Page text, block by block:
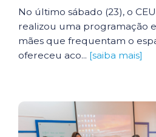
No último sábado (23), o
realizou uma programação
mães que frequentam o
ofereceu aco... [saiba mais]